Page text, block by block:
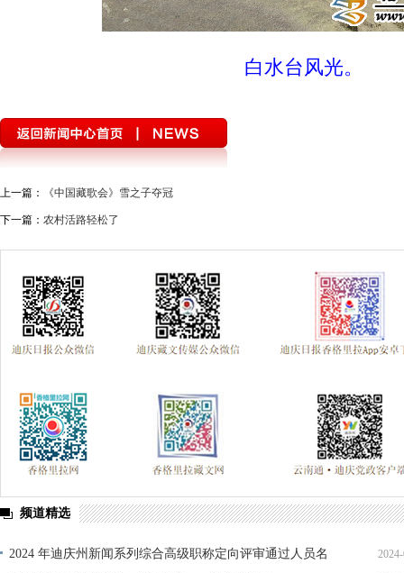
白水台风光。
上一篇： 《中国藏歌会》雪之子夺冠
下一篇： 农村活路轻松了
频道精选
2024 年迪庆州新闻系列综合高级职称定向评审通过人员名